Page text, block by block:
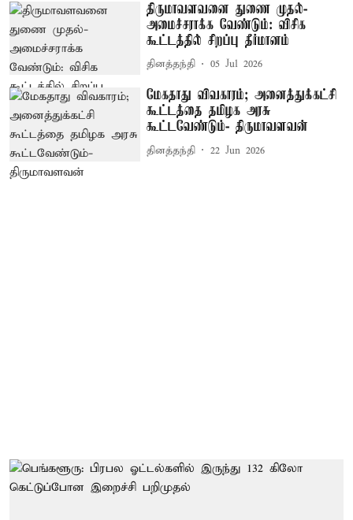
திருமாவளவனை துணை முதல்-
அமைச்சராக்க வேண்டும்: விசிக
கூட்டத்தில் சிறப்பு தீர்மானம்
தினத்தந்தி 05 Jul 2026
மேகதாது விவகாரம்; அனைத்துக்கட்சி
கூட்டத்தை தமிழக அரசு
கூட்டவேண்டும்- திருமாவளவன்
தினத்தந்தி 22 Jun 2026